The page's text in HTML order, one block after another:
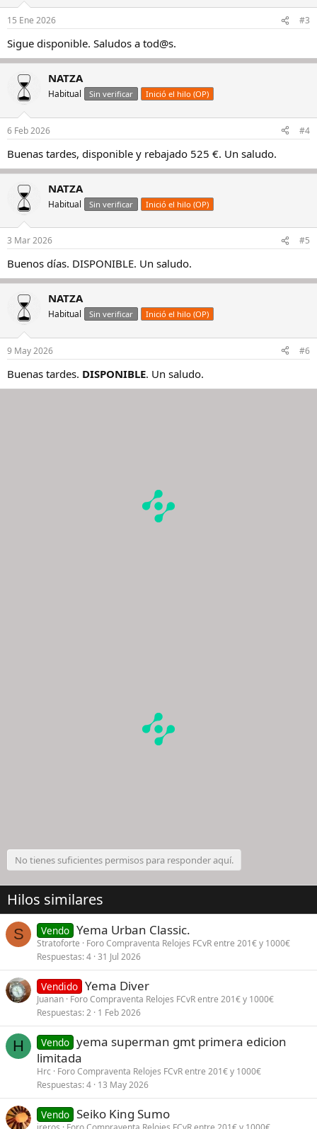
15 Ene 2026 #3
Sigue disponible. Saludos a tod@s.
NATZA
Habitual Sin verificar Inició el hilo (OP)
6 Feb 2026 #4
Buenas tardes, disponible y rebajado 525 €. Un saludo.
NATZA
Habitual Sin verificar Inició el hilo (OP)
3 Mar 2026 #5
Buenos días. DISPONIBLE. Un saludo.
NATZA
Habitual Sin verificar Inició el hilo (OP)
9 May 2026 #6
Buenas tardes. DISPONIBLE. Un saludo.
No tienes suficientes permisos para responder aquí.
Hilos similares
S Vendo Yema Urban Classic.
Stratoforte
Foro Compraventa Relojes FCvR entre 201€ y 1000€
Respuestas 4 31 Jul 2026
Vendido Yema Diver
Juanan Foro Compraventa Relojes FCvR entre 201€ y 1000€
Respuestas 2 1 Feb 2026
H Vendo yema superman gmt primera edicion
limitada
Hrc
Foro Compraventa Relojes FCvR entre 201€ y 1000€
Respuestas 4 13 May 2026
Vendo Seiko King Sumo